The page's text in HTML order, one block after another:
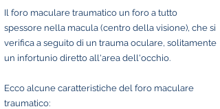
Il foro maculare traumatico un foro a tutto
spessore nella macula (centro della visione), che si
verifica a seguito di un trauma oculare, solitamente
un infortunio diretto all'area dell'occhio.
Ecco alcune caratteristiche del foro maculare
traumatico: